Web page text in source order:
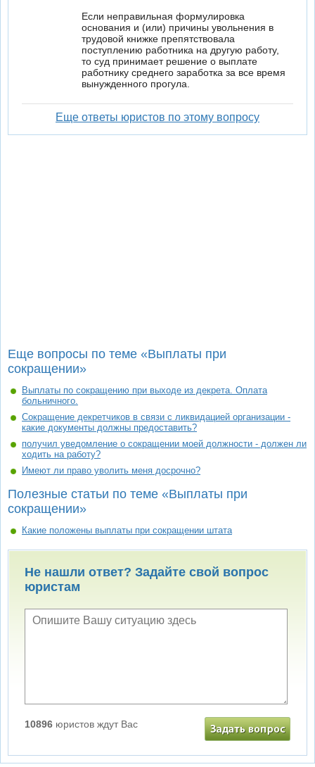
Если неправильная формулировка
основания и (или) причины увольнения в
трудовой книжке препятствовала
поступлению работника на другую работу,
то суд принимает решение о выплате
работнику среднего заработка за все время
вынужденного прогула.
Еще ответы юристов по этому вопросу
Еще вопросы по теме «Выплаты при
сокращении»
Выплаты по сокращению при выходе из декрета. Оплата
больничного.
Сокращение декретчиков в связи с ликвидацией организации -
какие документы должны предоставить?
получил уведомление о сокращении моей должности - должен ли
ходить на работу?
Имеют ли право уволить меня досрочно?
Полезные статьи по теме «Выплаты при
сокращении»
Какие положены выплаты при сокращении штата
Не нашли ответ? Задайте свой вопрос
юристам
10896 юристов ждут Вас